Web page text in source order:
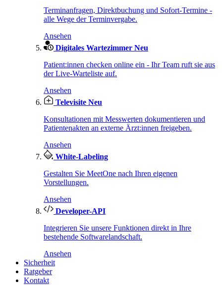
Terminanfragen, Direktbuchung und Sofort-Termine -
alle Wege der Terminvergabe.
Ansehen
Digitales Wartezimmer Neu
Patient:innen checken online ein - Ihr Team ruft sie aus
der Live-Warteliste auf.
Ansehen
Televisite Neu
Konsultationen mit Messwerten dokumentieren und
Patientenakten an externe Ärzt:innen freigeben.
Ansehen
White-Labeling
Gestalten Sie MeetOne nach Ihren eigenen
Vorstellungen.
Ansehen
Developer-API
Integrieren Sie unsere Funktionen direkt in Ihre
bestehende Softwarelandschaft.
Ansehen
Sicherheit
Ratgeber
Kontakt